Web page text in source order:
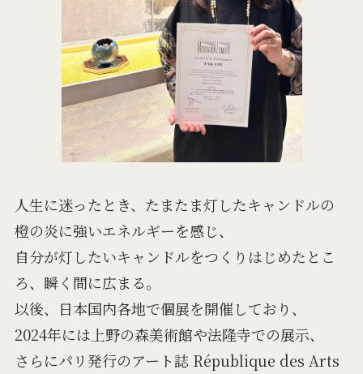
人生に迷ったとき、たまたま灯したキャンドルの
橙の炎に強いエネルギーを感じ、
自分が灯したいキャンドルをつくりはじめたとこ
ろ、瞬く間に広まる。
以後、日本国内各地で個展を開催しており、
2024年には上野の森美術館や法隆寺での展示、
さらにパリ発行のアート誌 République des Arts